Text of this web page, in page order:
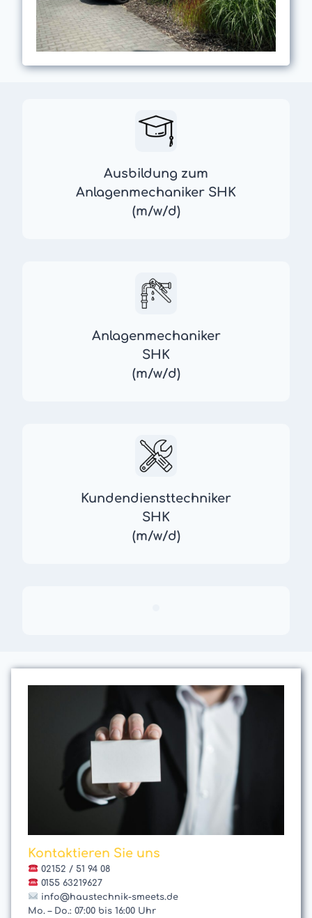
Ausbildung zum
Anlagenmechaniker SHK
(m/w/d)
Anlagenmechaniker
SHK
(m/w/d)
Kundendiensttechniker
SHK
(m/w/d)
Kontaktieren Sie uns
02152 / 51 94 08
0155 63219627
info@haustechnik-smeets.de
Mo. – Do.: 07:00 bis 16:00 Uhr